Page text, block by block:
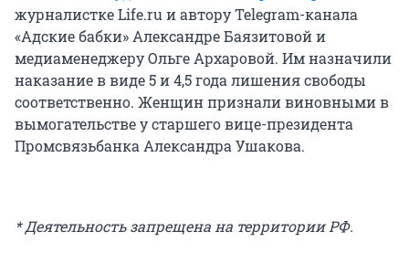
журналистке Life.ru и автору Telegram-канала
«Адские бабки» Александре Баязитовой и
медиаменеджеру Ольге Архаровой. Им назначили
наказание в виде 5 и 4,5 года лишения свободы
соответственно. Женщин признали виновными в
вымогательстве у старшего вице-президента
Промсвязьбанка Александра Ушакова.
* Деятельность запрещена на территории РФ.